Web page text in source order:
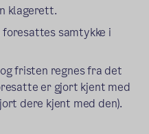
klagerett.
samtykke i
fristen regnes fra det
er gjort kjent med
dere kjent med den).